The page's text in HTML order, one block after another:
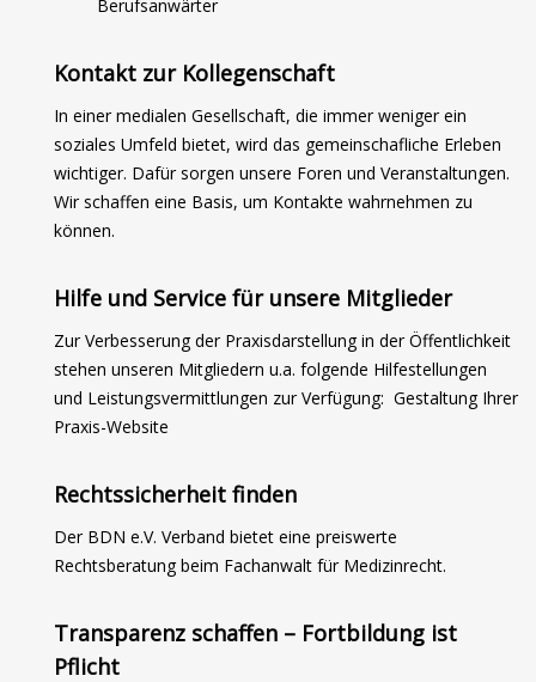
Berufsanwärter
Kontakt zur Kollegenschaft
In einer medialen Gesellschaft, die immer weniger ein
soziales Umfeld bietet, wird das gemeinschafliche Erleben
wichtiger. Dafür sorgen unsere Foren und Veranstaltungen.
Wir schaffen eine Basis, um Kontakte wahrnehmen zu
können.
Hilfe und Service für unsere Mitglieder
Zur Verbesserung der Praxisdarstellung in der Öffentlichkeit
stehen unseren Mitgliedern u.a. folgende Hilfestellungen
und Leistungsvermittlungen zur Verfügung: Gestaltung Ihrer
Praxis-Website
Rechtssicherheit finden
Der BDN e.V. Verband bietet eine preiswerte
Rechtsberatung beim Fachanwalt für Medizinrecht.
Transparenz schaffen – Fortbildung ist
Pflicht